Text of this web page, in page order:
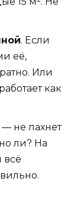
. Если
её,
Или
как
— не пахнет
ли? На
всё